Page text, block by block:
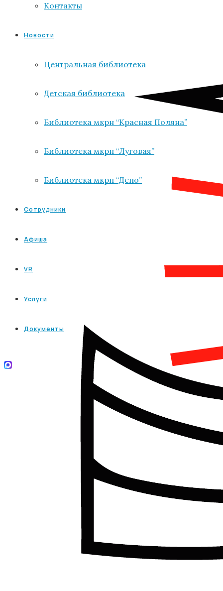
Контакты
Новости
Центральная библиотека
Детская библиотека
Библиотека мкрн “Красная Поляна”
Библиотека мкрн “Луговая”
Библиотека мкрн “Депо”
Сотрудники
Афиша
VR
Услуги
Документы